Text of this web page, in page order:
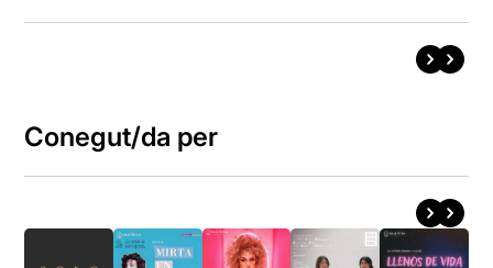
Conegut/da per